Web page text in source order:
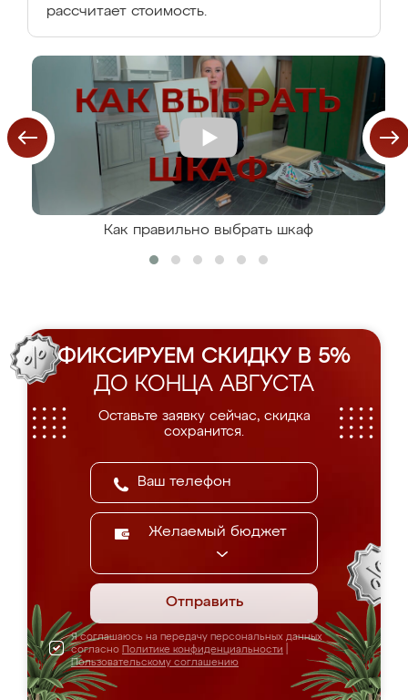
рассчитает стоимость.
Как правильно выбрать шкаф
ФИКСИРУЕМ СКИДКУ В 5%
ДО КОНЦА АВГУСТА
Оставьте заявку сейчас, скидка
сохранится.
Желаемый бюджет
Отправить
Я соглашаюсь на передачу персональных данных
согласно Политике конфиденциальности
Пользовательскому соглашению